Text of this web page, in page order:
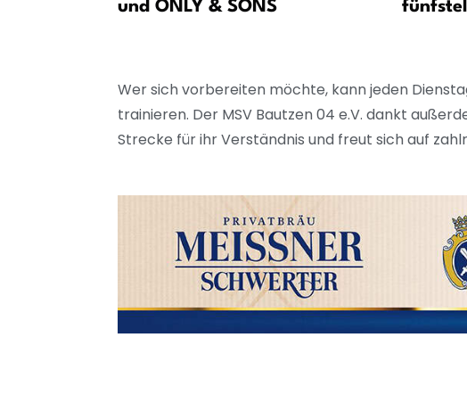
und ONLY & SONS
Wer sich vorbereiten möchte, kann jeden
trainieren. Der MSV Bautzen 04 e.V. dankt
Strecke für ihr Verständnis und freut sich auf